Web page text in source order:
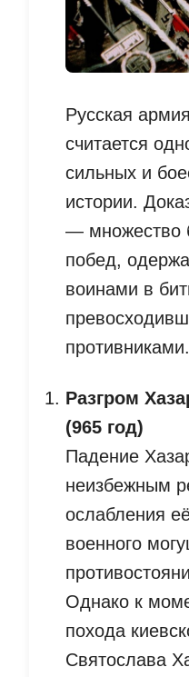
Русская
считается
сильных и
истории.
— множество
побед,
воинами в
противниками.
Разгром
(965 год)
Падение
неизбежным
ослабления
военного
Однако к
похода
Святослава